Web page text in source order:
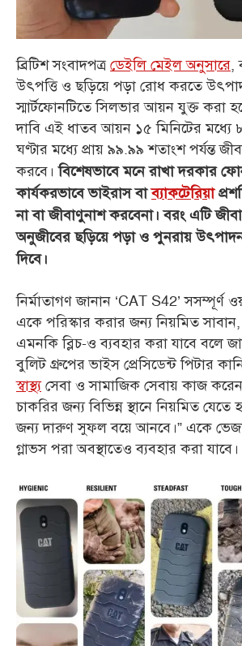
ব্রিটিশ সংবাদপত্র ডেইলি মেইল অনুসারে,
উৎপত্তি ও ছড়িয়ে পড়া রোধ করতে
স্মার্টফোনটিতে সিলভার আয়ন যুক্ত করা
দাবি এই ধাতব আয়ন ১৫ মিনিটের মধ্যে
ঘণ্টার মধ্যে প্রায় ৯৯.৯৯ শতাংশ পর্যন্ত
করবে।বিশেষভাবে মনে রাখা দরকার
কার্যকরভাবে ভাইরাস বাব্যাকটেরিয়া
না বা জীবাণুনাশ করবেনা। বরং এটি
অনুজীবের ছড়িয়ে পড়া ও পুনরায় উৎপাদন
দিবে।
নির্মাতাগণ জানান ‘CAT S42’ সসম্পূর্ণ
একে পরিস্কার করার জন্য নিয়মিত
এমনকি ব্লিচ-ও ব্যবহার করা যাবে বলে
বুলিট গ্রুপের ভাইস প্রেসিডেন্ট পিটার
স্বাস্থ্যসেবা ও সামাজিক সেবায় কাজ
চাকরির জন্য বিভিন্ন স্থানে নিয়মিত
জন্য দারুণ সুফল বয়ে আনবে।” একে
গ্লাভস পরা অবস্থাতেও ব্যবহার করা যাবে।